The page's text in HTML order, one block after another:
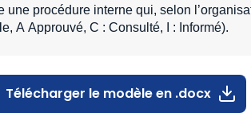
procédure interne qui, selon
A Approuvé, C : Consulté, I : Informé).
Télécharger le modèle en .docx